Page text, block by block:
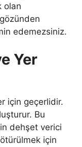
olan
edemezsiniz.
Yer
için geçerlidir.
Bu
dehşet verici
için